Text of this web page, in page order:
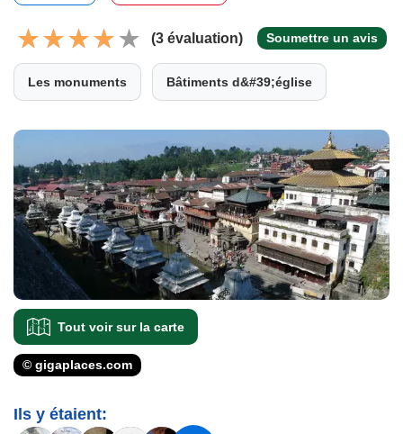
(3 évaluation) Soumettre un avis
Les monuments Bâtiments d&#39;église
Tout voir sur la carte
© gigaplaces.com
Ils y étaient: